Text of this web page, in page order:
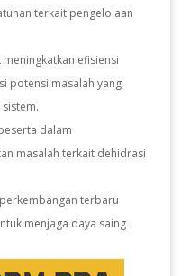
terkait pengelolaan
efisiensi
potensi masalah yang
dalam
masalah terkait dehidrasi
terbaru
menjaga daya saing